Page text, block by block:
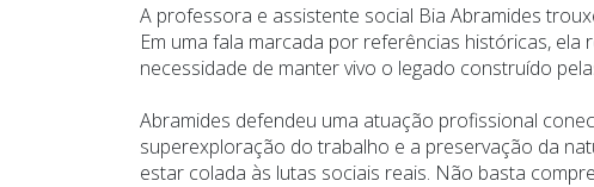
A professora e assistente social Bia Abramides
Em uma fala marcada por referências históricas,
necessidade de manter vivo o legado construído
Abramides defendeu uma atuação profissional
superexploração do trabalho e a preservação da
estar colada às lutas sociais reais. Não basta